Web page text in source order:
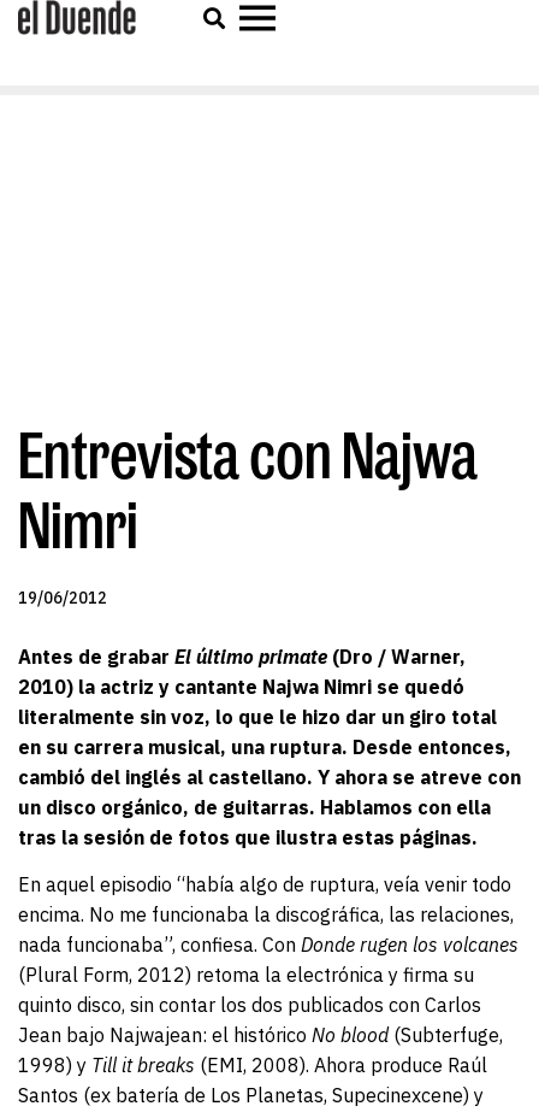
Entrevista con Najwa
Nimri
19/06/2012
Antes de grabar El último primate (Dro / Warner,
2010) la actriz y cantante Najwa Nimri se quedó
literalmente sin voz, lo que le hizo dar un giro total
en su carrera musical, una ruptura. Desde entonces,
cambió del inglés al castellano. Y ahora se atreve con
un disco orgánico, de guitarras. Hablamos con ella
tras la sesión de fotos que ilustra estas páginas.
En aquel episodio “había algo de ruptura, veía venir todo
encima. No me funcionaba la discográfica, las relaciones,
nada funcionaba”, confiesa. Con Donde rugen los volcanes
(Plural Form, 2012) retoma la electrónica y firma su
quinto disco, sin contar los dos publicados con Carlos
Jean bajo Najwajean: el histórico No blood(Subterfuge,
1998) y Till it breaks (EMI, 2008). Ahora produce Raúl
Santos (ex batería de Los Planetas, Supecinexcene) y